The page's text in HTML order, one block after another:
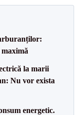
la marii
Nu vor exista
energetic.